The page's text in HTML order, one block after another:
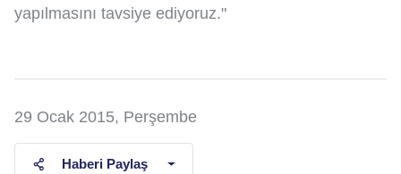
yapılmasını tavsiye ediyoruz."
29 Ocak 2015, Perşembe
Haberi Paylaş